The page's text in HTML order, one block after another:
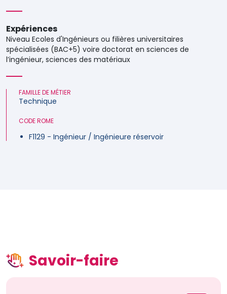
Expériences
Niveau Ecoles d'Ingénieurs ou filières universitaires
spécialisées (BAC+5) voire doctorat en sciences de
l’ingénieur, sciences des matériaux
FAMILLE DE MÉTIER
Technique
CODE ROME
F1129 - Ingénieur / Ingénieure réservoir
Savoir-faire